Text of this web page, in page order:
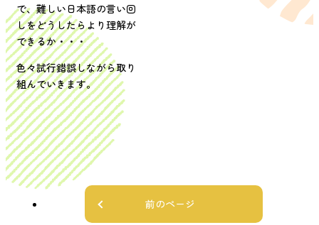
で、難しい日本語の言い回
しをどうしたらより理解が
できるか・・・
色々試行錯誤しながら取り
組んでいきます。
前のページ